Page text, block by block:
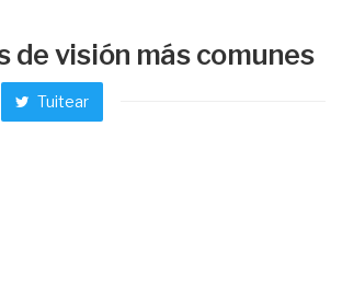
de visión más comunes
Tuitear